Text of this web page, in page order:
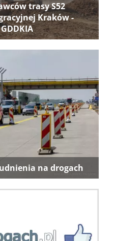
trasy S52
Kraków -
na drogach